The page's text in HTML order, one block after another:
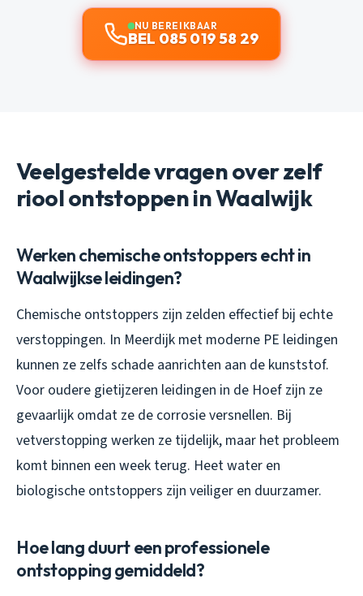
NU BEREIKBAAR
BEL 085 019 58 29
Veelgestelde vragen over zelf
riool ontstoppen in Waalwijk
Werken chemische ontstoppers echt in
Waalwijkse leidingen?
Chemische ontstoppers zijn zelden effectief bij echte
verstoppingen. In Meerdijk met moderne PE leidingen
kunnen ze zelfs schade aanrichten aan de kunststof.
Voor oudere gietijzeren leidingen in de Hoef zijn ze
gevaarlijk omdat ze de corrosie versnellen. Bij
vetverstopping werken ze tijdelijk, maar het probleem
komt binnen een week terug. Heet water en
biologische ontstoppers zijn veiliger en duurzamer.
Hoe lang duurt een professionele
ontstopping gemiddeld?